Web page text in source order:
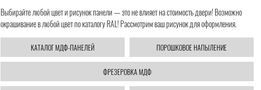
Выбирайте любой цвет и рисунок панели — это не влияет на стоимость двери! Возможно
окрашивание в любой цвет по каталогу RAL! Рассмотрим ваш рисунок для оформления.
КАТАЛОГ МДФ-ПАНЕЛЕЙ ПОРОШКОВОЕ НАПЫЛЕНИЕ
ФРЕЗЕРОВКА МДФ